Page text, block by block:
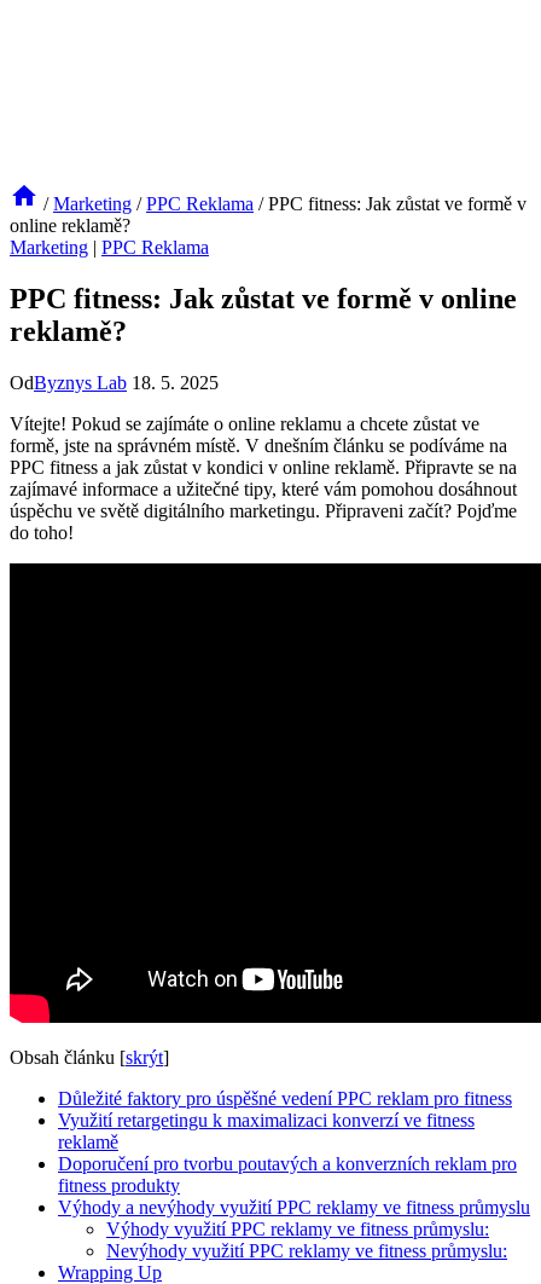
/ Marketing / PPC Reklama / PPC fitness: Jak zůstat ve formě v
online reklamě?
Marketing | PPC Reklama
PPC fitness: Jak zůstat ve formě v online
reklamě?
OdByznys Lab 18. 5. 2025
Vítejte! Pokud se zajímáte o online reklamu a chcete zůstat ve
formě, jste na správném místě. V dnešním článku se podíváme na
PPC fitness a jak zůstat v kondici v online reklamě. Připravte se na
zajímavé informace a užitečné tipy, které vám pomohou dosáhnout
úspěchu ve světě digitálního marketingu. Připraveni začít? Pojďme
do toho!
Obsah článku [skrýt]
Důležité faktory pro úspěšné vedení PPC reklam pro fitness
Využití retargetingu k maximalizaci konverzí ve fitness
reklamě
Doporučení pro tvorbu poutavých a konverzních reklam pro
fitness produkty
Výhody a nevýhody využití PPC reklamy ve fitness průmyslu
Výhody využití PPC reklamy ve fitness průmyslu:
Nevýhody využití PPC reklamy ve fitness průmyslu:
Wrapping Up